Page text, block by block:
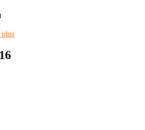
plus